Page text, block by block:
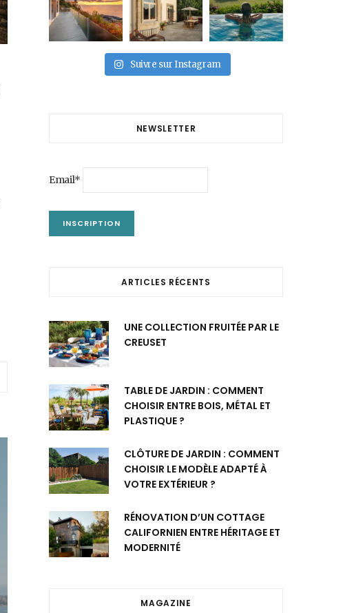
Suivre sur Instagram
NEWSLETTER
Email*
ARTICLES RÉCENTS
UNE COLLECTION FRUITÉE PAR LE
CREUSET
TABLE DE JARDIN : COMMENT
CHOISIR ENTRE BOIS, MÉTAL ET
PLASTIQUE ?
CLÔTURE DE JARDIN : COMMENT
CHOISIR LE MODÈLE ADAPTÉ À
VOTRE EXTÉRIEUR ?
RÉNOVATION D’UN COTTAGE
CALIFORNIEN ENTRE HÉRITAGE ET
MODERNITÉ
MAGAZINE